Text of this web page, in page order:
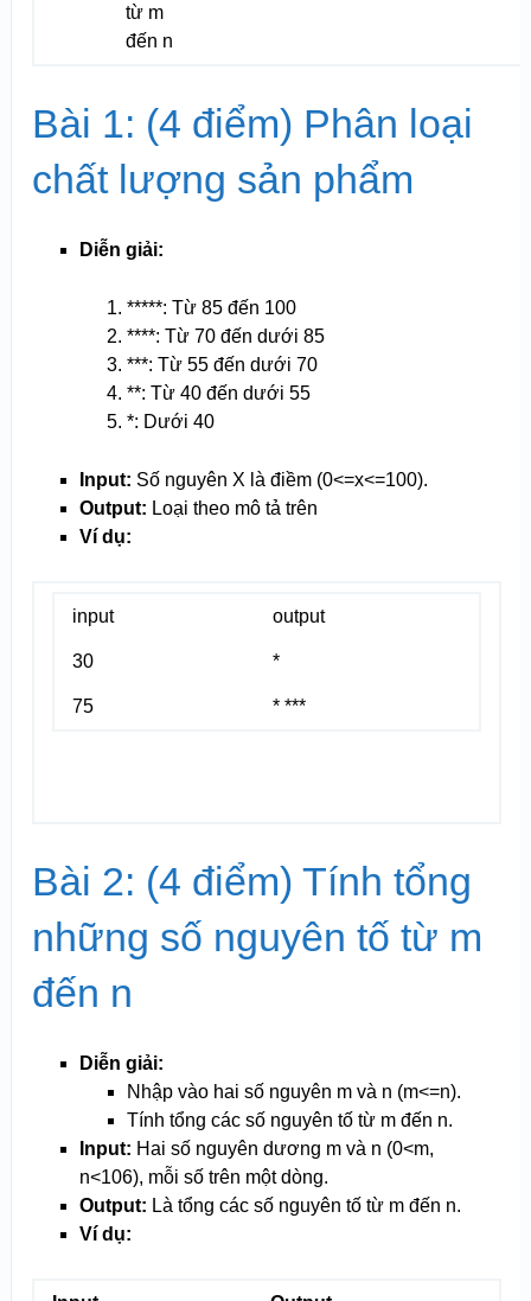
từ m
đến n
Bài 1: (4 điểm) Phân loại
chất lượng sản phẩm
Diễn giải:
*****: Từ 85 đến 100
****: Từ 70 đến dưới 85
***: Từ 55 đến dưới 70
**: Từ 40 đến dưới 55
*: Dưới 40
Input: Số nguyên X là điềm (0<=x<=100).
Output: Loại theo mô tả trên
Ví dụ:
input output
30 *
75 * ***
Bài 2: (4 điểm) Tính tổng
những số nguyên tố từ m
đến n
Diễn giải:
Nhập vào hai số nguyên m và n (m<=n).
Tính tổng các số nguyên tố từ m đến n.
Input: Hai số nguyên dương m và n (0<m,
n<106), mỗi số trên một dòng.
Output: Là tổng các số nguyên tố từ m đến n.
Ví dụ: